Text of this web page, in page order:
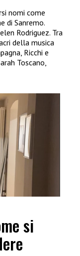
nomi come
di Sanremo.
Rodriguez. Tra
della musica
Ricchi e
Toscano,
si